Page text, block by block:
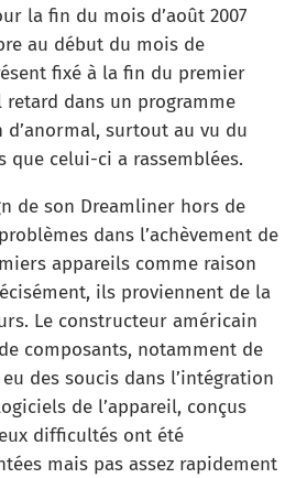
la fin du mois d’août 2007
au début du mois de
fixé à la fin du premier
retard dans un programme
d’anormal, surtout au vu du
que celui-ci a rassemblées.
de son Dreamliner hors de
dans l’achèvement de
appareils comme raison
ils proviennent de la
Le constructeur américain
composants, notamment de
des soucis dans l’intégration
de l’appareil, conçus
difficultés ont été
mais pas assez rapidement